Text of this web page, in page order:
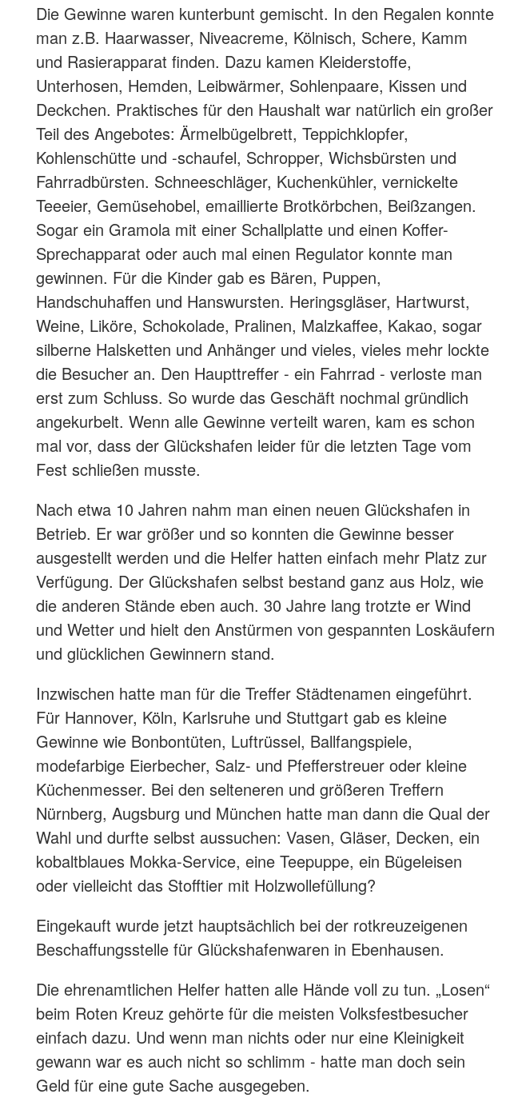
Die Gewinne waren kunterbunt gemischt. In den Regalen konnte
man z.B. Haarwasser, Niveacreme, Kölnisch, Schere, Kamm
und Rasierapparat finden. Dazu kamen Kleiderstoffe,
Unterhosen, Hemden, Leibwärmer, Sohlenpaare, Kissen und
Deckchen. Praktisches für den Haushalt war natürlich ein großer
Teil des Angebotes: Ärmelbügelbrett, Teppichklopfer,
Kohlenschütte und -schaufel, Schropper, Wichsbürsten und
Fahrradbürsten. Schneeschläger, Kuchenkühler, vernickelte
Teeeier, Gemüsehobel, emaillierte Brotkörbchen, Beißzangen.
Sogar ein Gramola mit einer Schallplatte und einen Koffer-
Sprechapparat oder auch mal einen Regulator konnte man
gewinnen. Für die Kinder gab es Bären, Puppen,
Handschuhaffen und Hanswursten. Heringsgläser, Hartwurst,
Weine, Liköre, Schokolade, Pralinen, Malzkaffee, Kakao, sogar
silberne Halsketten und Anhänger und vieles, vieles mehr lockte
die Besucher an. Den Haupttreffer - ein Fahrrad - verloste man
erst zum Schluss. So wurde das Geschäft nochmal gründlich
angekurbelt. Wenn alle Gewinne verteilt waren, kam es schon
mal vor, dass der Glückshafen leider für die letzten Tage vom
Fest schließen musste.
Nach etwa 10 Jahren nahm man einen neuen Glückshafen in
Betrieb. Er war größer und so konnten die Gewinne besser
ausgestellt werden und die Helfer hatten einfach mehr Platz zur
Verfügung. Der Glückshafen selbst bestand ganz aus Holz, wie
die anderen Stände eben auch. 30 Jahre lang trotzte er Wind
und Wetter und hielt den Anstürmen von gespannten Loskäufern
und glücklichen Gewinnern stand.
Inzwischen hatte man für die Treffer Städtenamen eingeführt.
Für Hannover, Köln, Karlsruhe und Stuttgart gab es kleine
Gewinne wie Bonbontüten, Luftrüssel, Ballfangspiele,
modefarbige Eierbecher, Salz- und Pfefferstreuer oder kleine
Küchenmesser. Bei den selteneren und größeren Treffern
Nürnberg, Augsburg und München hatte man dann die Qual der
Wahl und durfte selbst aussuchen: Vasen, Gläser, Decken, ein
kobaltblaues Mokka-Service, eine Teepuppe, ein Bügeleisen
oder vielleicht das Stofftier mit Holzwollefüllung?
Eingekauft wurde jetzt hauptsächlich bei der rotkreuzeigenen
Beschaffungsstelle für Glückshafenwaren in Ebenhausen.
Die ehrenamtlichen Helfer hatten alle Hände voll zu tun. „Losen“
beim Roten Kreuz gehörte für die meisten Volksfestbesucher
einfach dazu. Und wenn man nichts oder nur eine Kleinigkeit
gewann war es auch nicht so schlimm - hatte man doch sein
Geld für eine gute Sache ausgegeben.